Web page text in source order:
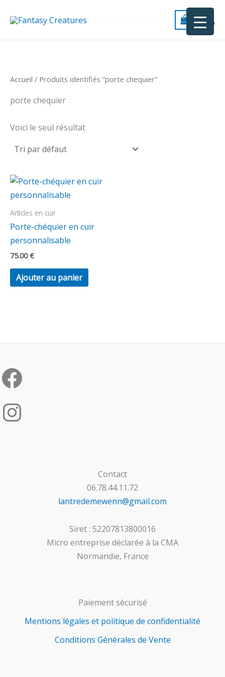
Accueil / Produits identifiés “porte chequier”
porte chequier
Voici le seul résultat
Articles en cuir
Porte-chéquier en cuir
personnalisable
75.00€
Ajouter au panier
Contact
06.78.44.11.72
lantredemewenn@gmail.com
Siret : 52207813800016
Micro entreprise déclarée à la CMA
Normandie, France
Paiement sécurisé
Mentions légales et politique de confidentialité
Conditions Générales de Vente